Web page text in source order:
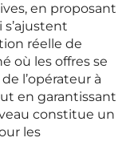
en proposant
réelle de
où les offres se
l’opérateur à
en garantissant
constitue un
les